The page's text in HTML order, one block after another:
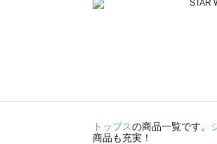
トップスの商品一覧です。
商品も充実！